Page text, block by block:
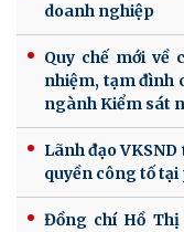
doanh nghiệp
Quy chế mới về
nhiệm, tạm đình
ngành Kiểm sát
Lãnh đạo
quyền công tố
Đồng chí Hồ